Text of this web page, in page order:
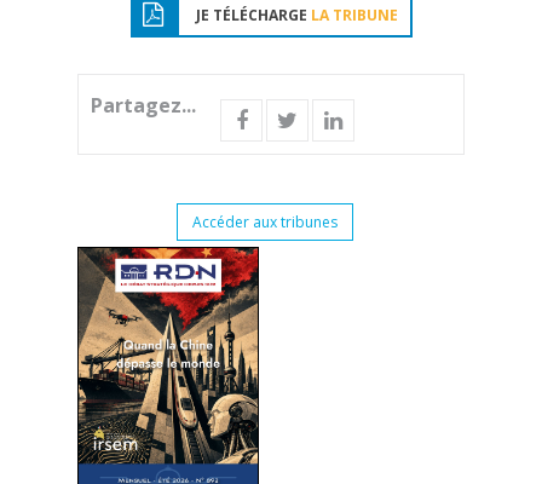
JE TÉLÉCHARGE LA TRIBUNE
Partagez...
Accéder aux tribunes